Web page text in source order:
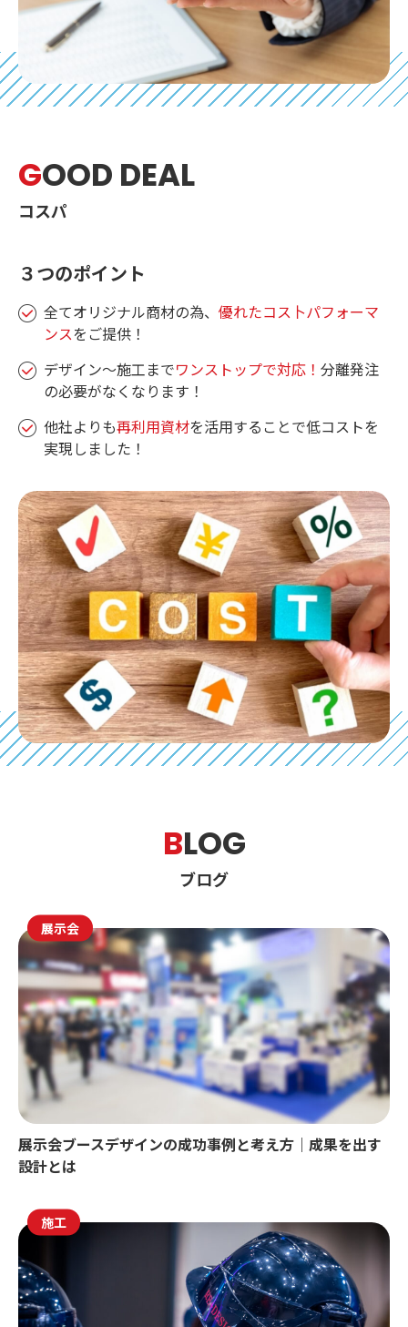
GOOD DEAL
コスパ
３つのポイント
全てオリジナル商材の為、 優れたコス卜パフォーマ
ンスをご提供！
デザイン〜施工までワンストップで対応！ 分離発注
の必要がなくなります！
他社よりも再利用資材を活用することで低コストを
実現しました！
BLOG
ブログ
展示会
展示会ブースデザインの成功事例と考え方｜成果を出す
設計とは
施工